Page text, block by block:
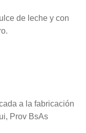
de leche y con
a la fabricación
Prov BsAs